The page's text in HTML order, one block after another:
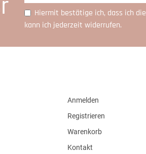
Hiermit bestätige ich, dass ich die
kann ich jederzeit widerrufen.
Anmelden
Registrieren
Warenkorb
Kontakt